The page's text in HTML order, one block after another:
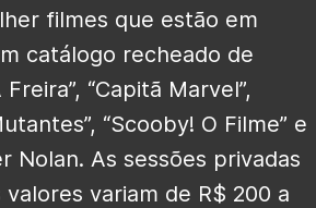
filmes que estão em
catálogo recheado de
“Capitã Marvel”,
“Scooby! O Filme” e
Nolan. As sessões privadas
variam de R$ 200 a